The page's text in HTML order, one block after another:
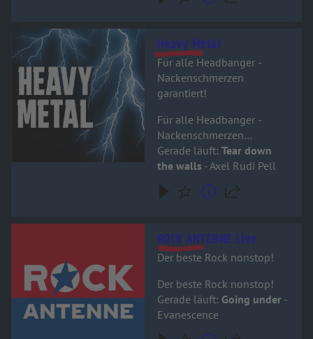
Audiotitel - Heavy Metal Heavy Metal
Für alle Headbanger -
Nackenschmerzen
garantiert!
Für alle Headbanger -
Nackenschmerzen
garantiert!
Gerade läuft: Tear down
the walls - Axel Rudi Pell
ROCK ANTENNE Live
Der beste Rock nonstop!
Der beste Rock nonstop!
Gerade läuft: Going under -
Evanescence